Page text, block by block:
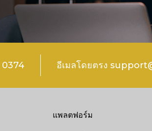
0374 อีเมลโดยตรง
แพลตฟอร์ม